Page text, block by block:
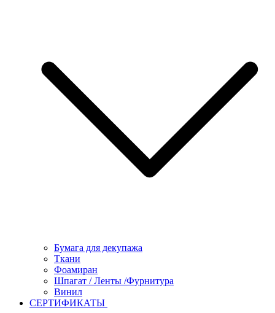
Бумага для декупажа
Ткани
Фоамиран
Шпагат / Ленты /Фурнитура
Винил
СЕРТИФИКАТЫ